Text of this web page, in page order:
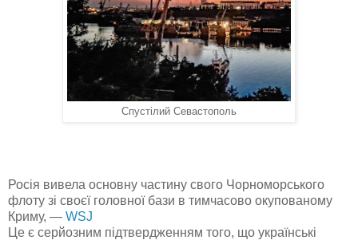
Спустілий Севастополь
Росія вивела основну частину свого Чорноморського
флоту зі своєї головної бази в тимчасово окупованому
Криму, — WSJ
Це є серйозним підтвердженням того, що українські